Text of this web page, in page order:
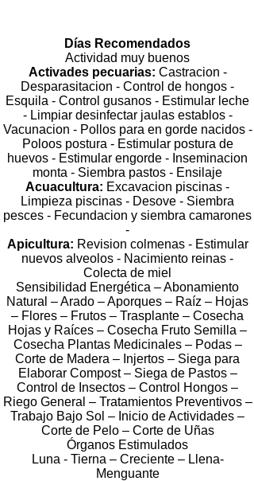
Días Recomendados
Actividad muy buenos
Activades pecuarias: Castracion -
Desparasitacion - Control de hongos -
Esquila - Control gusanos - Estimular leche
- Limpiar desinfectar jaulas establos -
Vacunacion - Pollos para en gorde nacidos -
Poloos postura - Estimular postura de
huevos - Estimular engorde - Inseminacion
monta - Siembra pastos - Ensilaje
Acuacultura: Excavacion piscinas -
Limpieza piscinas - Desove - Siembra
pesces - Fecundacion y siembra camarones
-
Apicultura: Revision colmenas - Estimular
nuevos alveolos - Nacimiento reinas -
Colecta de miel
Sensibilidad Energética – Abonamiento
Natural – Arado – Aporques – Raíz – Hojas
– Flores – Frutos – Trasplante – Cosecha
Hojas y Raíces – Cosecha Fruto Semilla –
Cosecha Plantas Medicinales – Podas –
Corte de Madera – Injertos – Siega para
Elaborar Compost – Siega de Pastos –
Control de Insectos – Control Hongos –
Riego General – Tratamientos Preventivos –
Trabajo Bajo Sol – Inicio de Actividades –
Corte de Pelo – Corte de Uñas
Órganos Estimulados
Luna - Tierna – Creciente – Llena-
Menguante